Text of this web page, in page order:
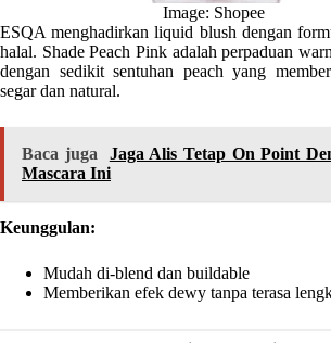
Image: Shopee
ESQA menghadirkan liquid blush dengan
halal. Shade Peach Pink adalah perpaduan
dengan sedikit sentuhan peach yang
segar dan natural.
Baca juga
Jaga Alis Tetap On Point
Mascara Ini
Keunggulan:
Mudah di-blend dan buildable
Memberikan efek dewy tanpa terasa